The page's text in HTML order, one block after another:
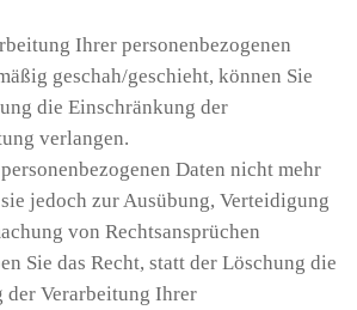
Ihrer personenbezogenen
geschah/geschieht, können Sie
die Einschränkung der
verlangen.
Daten nicht mehr
jedoch zur Ausübung, Verteidigung
von Rechtsansprüchen
Sie das Recht, statt der Löschung die
der Verarbeitung Ihrer